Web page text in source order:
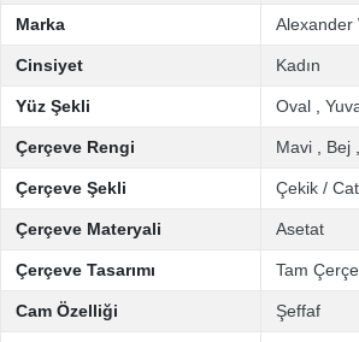
Marka Alexander
Cinsiyet Kadın
Yüz Şekli Oval
Çerçeve Rengi Mavi Bej
Çerçeve Şekli Çekik /
Çerçeve Materyali Asetat
Çerçeve Tasarımı Tam
Cam Özelliği Şeffaf